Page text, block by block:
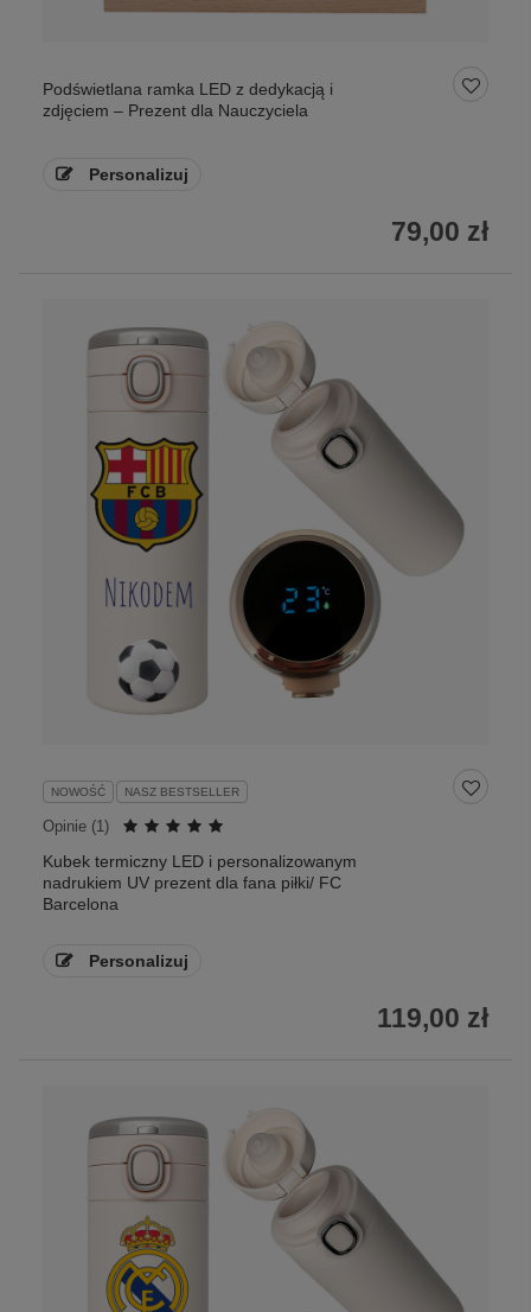
Podświetlana ramka LED z dedykacją i
zdjęciem – Prezent dla Nauczyciela
Personalizuj
79,00 zł
NOWOŚĆ NASZ BESTSELLER
Opinie (1)
Kubek termiczny LED i personalizowanym
nadrukiem UV prezent dla fana piłki/ FC
Barcelona
Personalizuj
119,00 zł